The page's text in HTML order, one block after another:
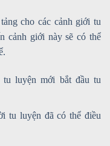
cho các cảnh giới tu
cảnh giới này sẽ có thể
luyện mới bắt đầu tu
tu luyện đã có thể điều